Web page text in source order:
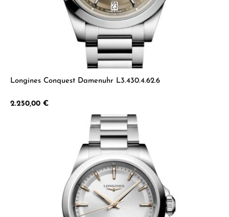
Longines Conquest Damenuhr L3.430.4.62.6
Regulärer Preis:
2.250,00 €